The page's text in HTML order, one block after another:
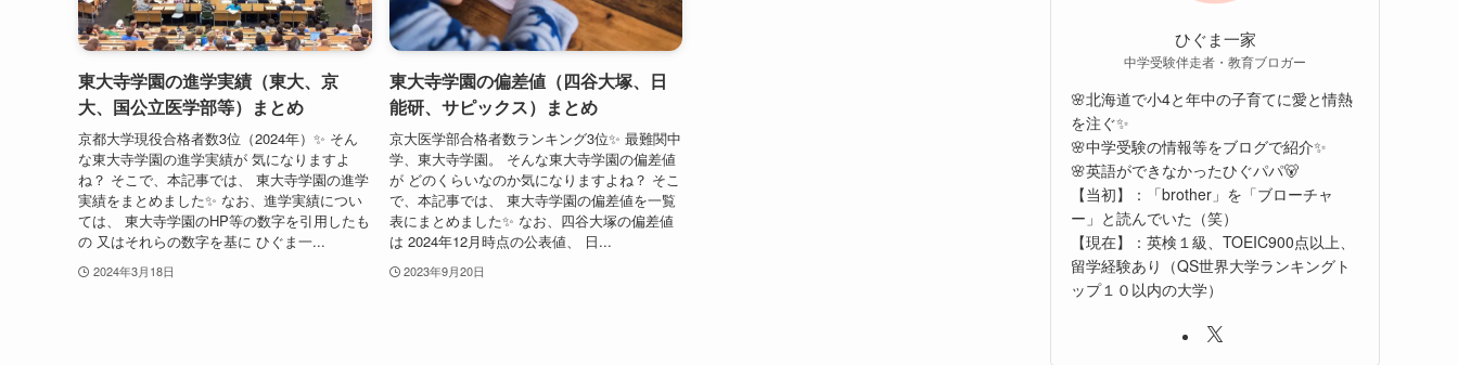
東大寺学園の進学実績（東大、京
大、国公立医学部等）まとめ
京都大学現役合格者数3位（2024年）✨ そん
な東大寺学園の進学実績が 気になりますよ
ね？ そこで、本記事では、 東大寺学園の進学
実績をまとめました✨ なお、進学実績につい
ては、 東大寺学園のHP等の数字を引用したも
の 又はそれらの数字を基に ひぐま一...
2024年3月18日
東大寺学園の偏差値（四谷大塚、日
能研、サピックス）まとめ
京大医学部合格者数ランキング3位✨ 最難関中
学、東大寺学園。 そんな東大寺学園の偏差値
が どのくらいなのか気になりますよね？ そこ
で、本記事では、 東大寺学園の偏差値を一覧
表にまとめました✨ なお、四谷大塚の偏差値
は 2024年12月時点の公表値、 日...
2023年9月20日
ひぐま一家
中学受験伴走者・教育ブロガー
🌸北海道で小4と年中の子育てに愛と情熱
を注ぐ✨
🌸中学受験の情報等をブログで紹介✨
🌸英語ができなかったひぐパパ🐻
【当初】：「brother」を「ブローチャ
ー」と読んでいた（笑）
【現在】：英検１級、TOEIC900点以上、
留学経験あり（QS世界大学ランキングト
ップ１０以内の大学）